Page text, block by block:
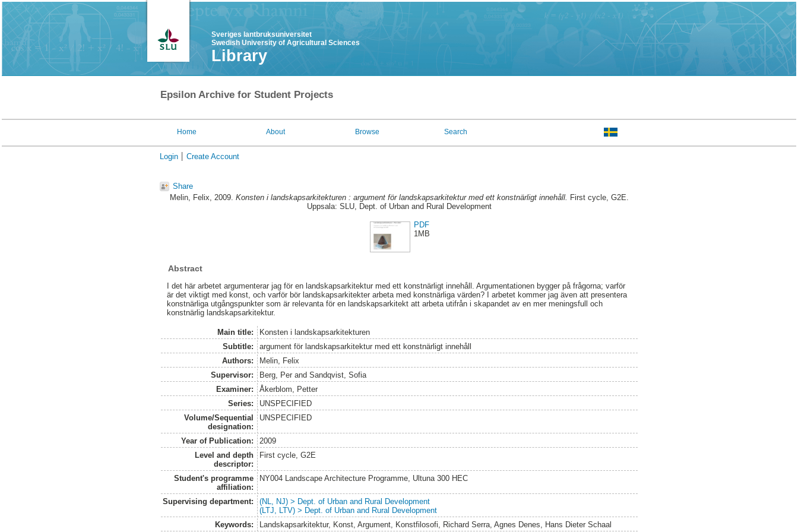
Sveriges lantbruksuniversitet
Swedish University of Agricultural Sciences
Library
Epsilon Archive for Student Projects
Home About Browse Search
Login Create Account
Share
Melin, Felix, 2009. Konsten i landskapsarkitekturen : argument för landskapsarkitektur med ett konstnärligt innehåll. First cycle, G2E.
Uppsala: SLU, Dept. of Urban and Rural Development
PDF
1MB
Abstract
I det här arbetet argumenterar jag för en landskapsarkitektur med ett konstnärligt innehåll. Argumentationen bygger på frågorna; varför
är det viktigt med konst, och varför bör landskapsarkitekter arbeta med konstnärliga värden? I arbetet kommer jag även att presentera
konstnärliga utgångspunkter som är relevanta för en landskapsarkitekt att arbeta utifrån i skapandet av en mer meningsfull och
konstnärlig landskapsarkitektur.
Main title:
Konsten i landskapsarkitekturen
Subtitle:
argument för landskapsarkitektur med ett konstnärligt innehåll
Authors:
Melin, Felix
Supervisor:
Berg, Perand Sandqvist, Sofia
Examiner:
Åkerblom, Petter
Series:
UNSPECIFIED
Volume/Sequential
designation:
UNSPECIFIED
Year of Publication:
2009
Level and depth
descriptor:
First cycle, G2E
Student's programme
affiliation:
NY004 Landscape Architecture Programme, Ultuna 300 HEC
Supervising department:
(NL, NJ) > Dept. of Urban and Rural Development
(LTJ, LTV) > Dept. of Urban and Rural Development
Keywords:
Landskapsarkitektur, Konst, Argument, Konstfilosofi, Richard Serra, Agnes Denes, Hans Dieter Schaal